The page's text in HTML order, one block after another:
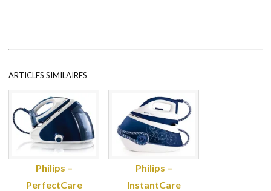
ARTICLES SIMILAIRES
Philips –
PerfectCare
Philips –
InstantCare